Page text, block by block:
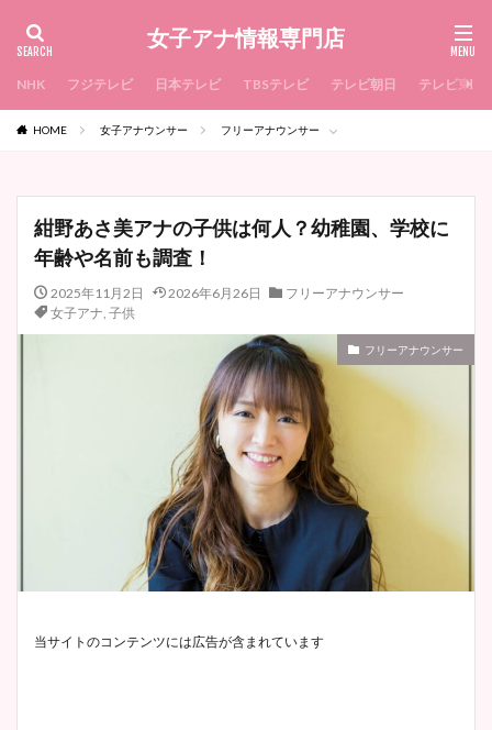
女子アナ情報専門店
NHK フジテレビ 日本テレビ TBSテレビ テレビ朝日 テレビ東京
HOME 女子アナウンサー フリーアナウンサー
紺野あさ美アナの子供は何人？幼稚園、学校に
年齢や名前も調査！
2025年11月2日 2026年6月26日
フリーアナウンサー
女子アナ, 子供
フリーアナウンサー
当サイトのコンテンツには広告が含まれています